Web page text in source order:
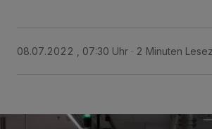
08.07.2022 , 07:30 Uhr 2 Minuten